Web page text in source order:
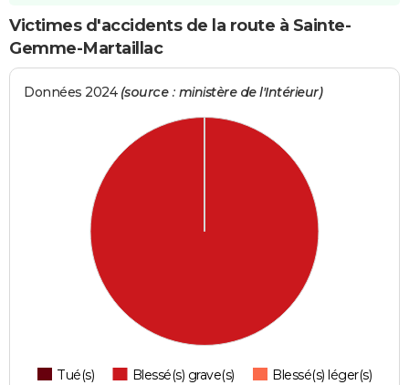
Victimes d'accidents de la route à Sainte-
Gemme-Martaillac
Données 2024 (source : ministère de l'Intérieur)
Tué(s) Blessé(s) grave(s)
Blessé(s) léger(s)